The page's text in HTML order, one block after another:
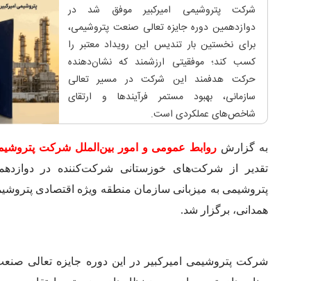
شرکت پتروشیمی امیرکبیر موفق شد در
دوازدهمین دوره جایزه تعالی صنعت پتروشیمی،
برای نخستین بار تندیس این رویداد معتبر را
کسب کند؛ موفقیتی ارزشمند که نشان‌دهنده
حرکت هدفمند این شرکت در مسیر تعالی
سازمانی، بهبود مستمر فرآیندها و ارتقای
شاخص‌های عملکردی است.
به گزارش روابط‌ عمومی و امور بین‌الملل شرکت
تقدیر از شرکت‌های خوزستانی شرکت‌کننده در
پتروشیمی به میزبانی سازمان منطقه ویژه اقتصادی
همدانی، برگزار شد.
شرکت پتروشیمی امیرکبیر در این دوره جایزه تعالی